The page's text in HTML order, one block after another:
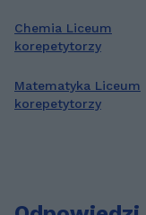
Chemia Liceum
korepetytorzy
Matematyka Liceum
korepetytorzy